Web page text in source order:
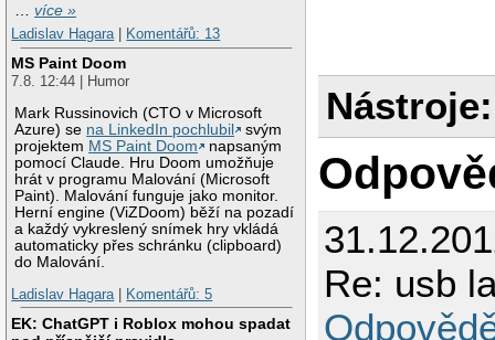
…více »
Ladislav Hagara| Komentářů: 13
MS Paint Doom
7.8. 12:44 | Humor
Mark Russinovich (CTO v Microsoft
Azure) se na LinkedIn pochlubil
svým
projektem MS Paint Doom
napsaným
pomocí Claude. Hru Doom umožňuje
hrát v programu Malování (Microsoft
Paint). Malování funguje jako monitor.
Herní engine (ViZDoom) běží na pozadí
a každý vykreslený snímek hry vkládá
automaticky přes schránku (clipboard)
do Malování.
Ladislav Hagara| Komentářů: 5
EK: ChatGPT i Roblox mohou spadat
Nástroje:
Re: usb